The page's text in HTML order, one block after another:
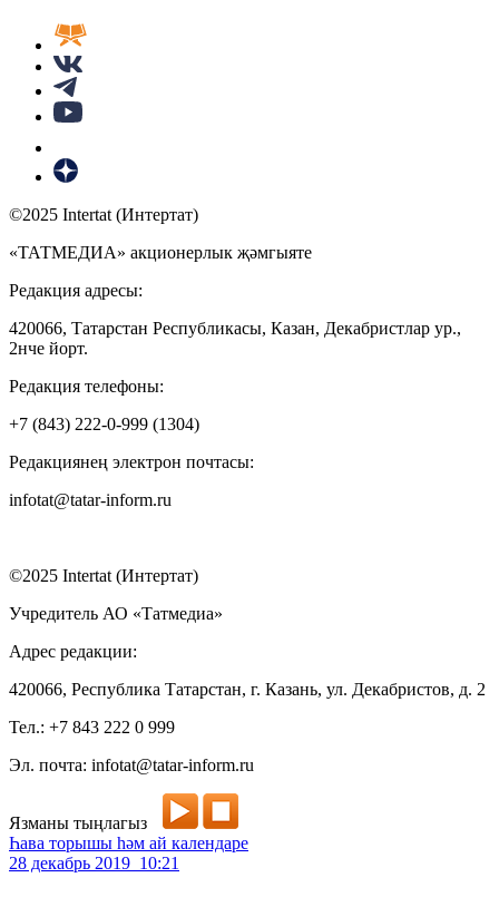
©2025 Intertat (Интертат)
«ТАТМЕДИА» акционерлык җәмгыяте
Редакция адресы:
420066, Татарстан Республикасы, Казан, Декабристлар ур.,
2нче йорт.
Редакция телефоны:
+7 (843) 222-0-999 (1304)
Редакциянең электрон почтасы:
infotat@tatar-inform.ru
©2025 Intertat (Интертат)
Учредитель АО «Татмедиа»
Адрес редакции:
420066, Республика Татарстан, г. Казань, ул. Декабристов, д. 2
Тел.: +7 843 222 0 999
Эл. почта: infotat@tatar-inform.ru
Язманы тыңлагыз
Һава торышы һәм ай календаре
28 декабрь 2019 10:21